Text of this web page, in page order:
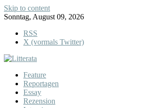
Skip to content
Sonntag, August 09, 2026
RSS
X (vormals Twitter)
Feature
Reportagen
Essay
Rezension